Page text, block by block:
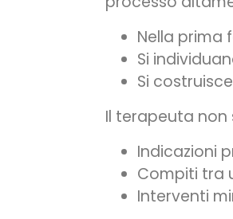
Nella prima
Si
Si
Il terapeuta
Indicazioni
Compiti tra
Interventi